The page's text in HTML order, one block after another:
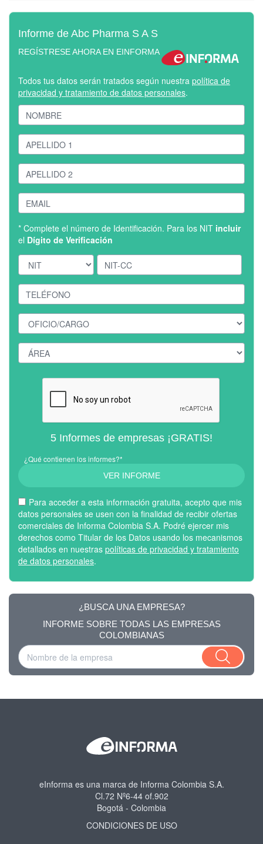
Informe de Abc Pharma S A S
REGÍSTRESE AHORA EN EINFORMA
Todos tus datos serán tratados según nuestra política de
privacidad y tratamiento de datos personales.
* Complete el número de Identificación. Para los NIT incluir
el Dígito de Verificación
5 Informes de empresas ¡GRATIS!
¿Qué contienen los informes?*
VER INFORME
Para acceder a esta información gratuita, acepto que mis
datos personales se usen con la finalidad de recibir ofertas
comerciales de Informa Colombia S.A. Podré ejercer mis
derechos como Titular de los Datos usando los mecanismos
detallados en nuestras políticas de privacidad y tratamiento
de datos personales.
¿BUSCA UNA EMPRESA?
INFORME SOBRE TODAS LAS EMPRESAS
COLOMBIANAS
eInforma es una marca de Informa Colombia S.A.
Cl.72 Nº6-44 of.902
Bogotá - Colombia
CONDICIONES DE USO